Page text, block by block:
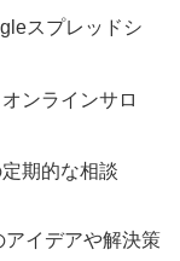
スプレッドシ
ンラインサロ
期的な相談
アイデアや解決策